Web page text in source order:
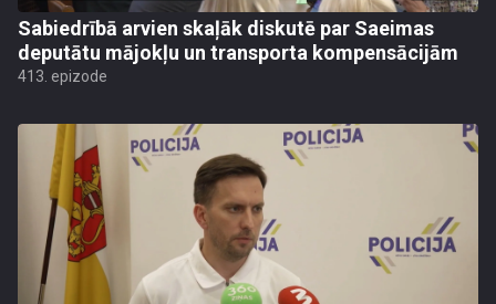
Sabiedrībā arvien skaļāk diskutē par Saeimas
deputātu mājokļu un transporta kompensācijām
413. epizode